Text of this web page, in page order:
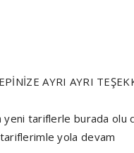
AYRI AYRI
yeni tariflerle burada olu
yola devam